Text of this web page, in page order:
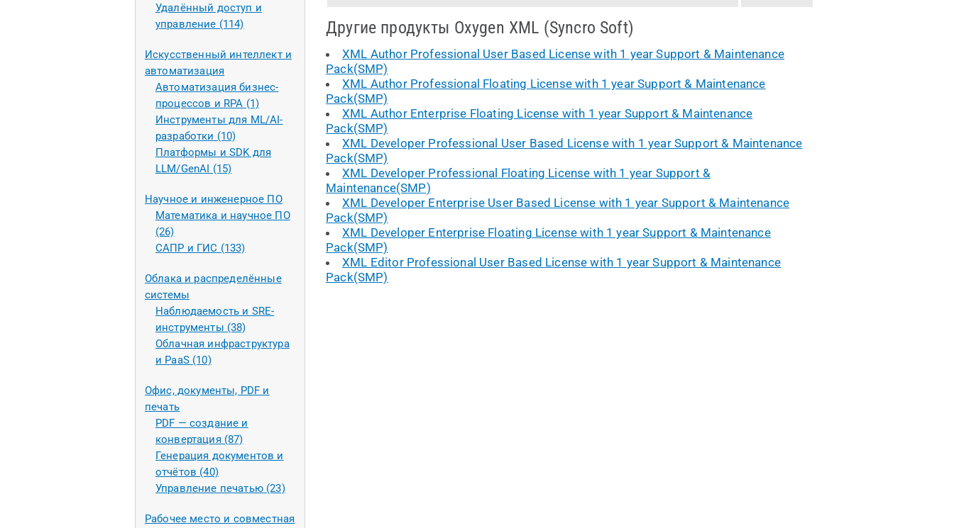
Удалённый доступ и
управление (114)
Искусственный интеллект и
автоматизация
Автоматизация бизнес-
процессов и RPA (1)
Инструменты для ML/AI-
разработки (10)
Платформы и SDK для
LLM/GenAI (15)
Научное и инженерное ПО
Математика и научное ПО
(26)
САПР и ГИС (133)
Облака и распределённые
системы
Наблюдаемость и SRE-
инструменты (38)
Облачная инфраструктура
и PaaS (10)
Офис, документы, PDF и
печать
PDF — создание и
конвертация (87)
Генерация документов и
отчётов (40)
Управление печатью (23)
Рабочее место и совместная
Другие продукты Oxygen XML (Syncro Soft)
XML Author Professional User Based License with 1 year Support & Maintenance
Pack(SMP)
XML Author Professional Floating License with 1 year Support & Maintenance
Pack(SMP)
XML Author Enterprise Floating License with 1 year Support & Maintenance
Pack(SMP)
XML Developer Professional User Based License with 1 year Support & Maintenance
Pack(SMP)
XML Developer Professional Floating License with 1 year Support &
Maintenance(SMP)
XML Developer Enterprise User Based License with 1 year Support & Maintenance
Pack(SMP)
XML Developer Enterprise Floating License with 1 year Support & Maintenance
Pack(SMP)
XML Editor Professional User Based License with 1 year Support & Maintenance
Pack(SMP)